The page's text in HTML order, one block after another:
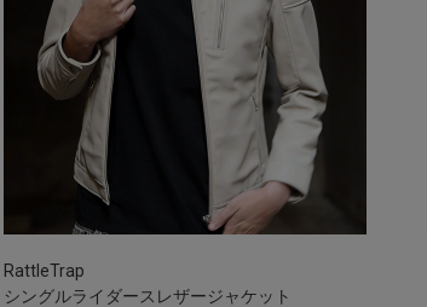
RattleTrap
シングルライダースレザージャケット